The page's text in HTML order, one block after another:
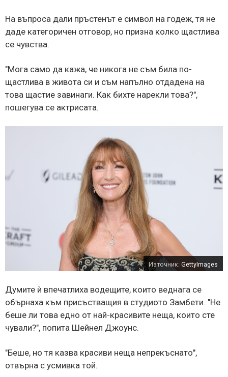
На въпроса дали пръстенът е символ на годеж, тя не
даде категоричен отговор, но призна колко щастлива
се чувства.
"Мога само да кажа, че никога не съм била по-
щастлива в живота си и съм напълно отдадена на
това щастие завинаги. Как бихте нарекли това?",
пошегува се актрисата.
Източник: GettyImages
Думите ѝ впечатлиха водещите, които веднага се
обърнаха към присъстващия в студиото Замбети. "Не
беше ли това едно от най-красивите неща, които сте
чували?", попита Шейнел Джоунс.
"Беше, но тя казва красиви неща непрекъснато",
отвърна с усмивка той.